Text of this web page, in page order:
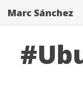
Marc Sánchez